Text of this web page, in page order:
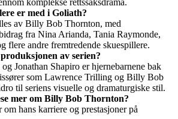
er med i Goliath?
av Billy Bob Thornton, med
fra Nina Arianda, Tania Raymonde,
flere andre fremtredende skuespillere.
av serien?
Jonathan Shapiro er hjernebarnene bak
som Lawrence Trilling og Billy Bob
til seriens visuelle og dramaturgiske stil.
mer om Billy Bob Thornton?
hans karriere og prestasjoner på